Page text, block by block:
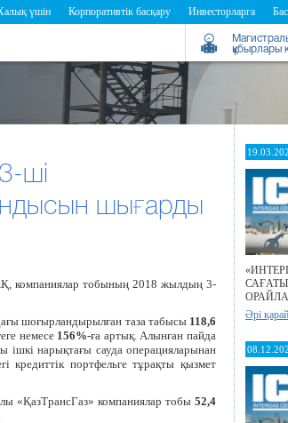
үшін Корпоративтік басқару Инвесторларга
құбырлары
ші
шығарды
компаниялар тобының 2018 жылдың 3-
шоғырландырылған таза табысы 118,6
немесе 156%-ға артық. Алынған пайда
нарықтағы сауда операцияларынан
кредиттік портфельге тұрақты қызмет
«ҚазТрансГаз» компаниялар тобы 52,4
Әрі